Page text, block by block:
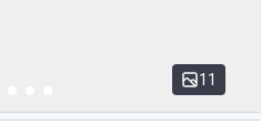
11